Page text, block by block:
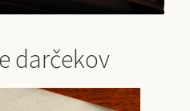
darčekov